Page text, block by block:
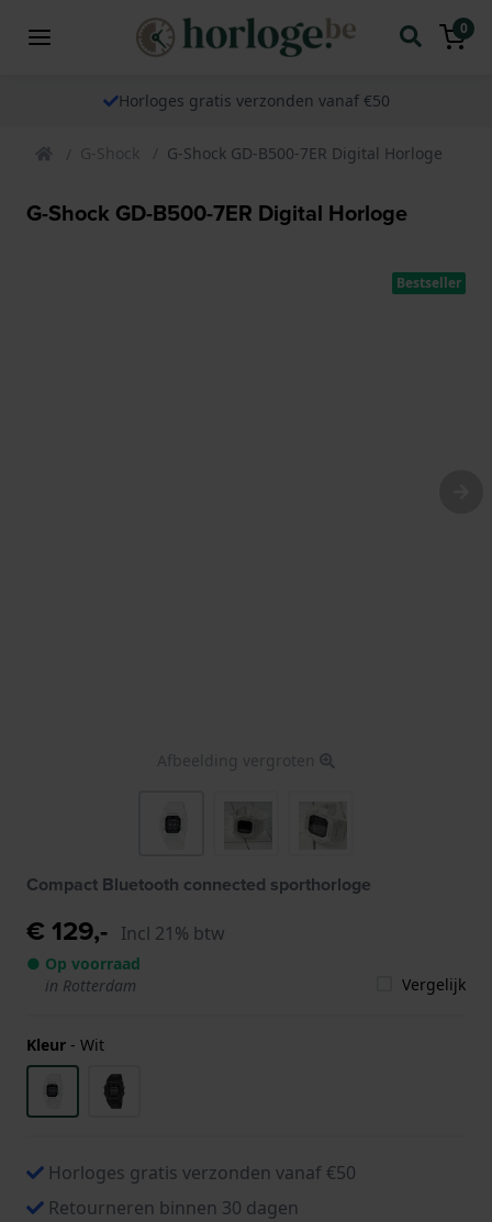
0
Horloges gratis verzonden vanaf €50
G-Shock G-Shock GD-B500-7ER Digital Horloge
G-Shock GD-B500-7ER Digital Horloge
Bestseller
Afbeelding vergroten
Compact Bluetooth connected sporthorloge
€ 129,- Incl 21% btw
● Op voorraad
in Rotterdam
Vergelijk
Kleur - Wit
Horloges gratis verzonden vanaf €50
Retourneren binnen 30 dagen